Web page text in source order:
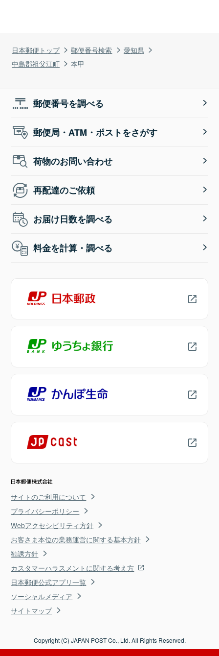
日本郵便トップ 郵便番号検索
愛知県
中島郡祖父江町
本甲
郵便番号を調べる
郵便局・ATM・ポストをさがす
荷物のお問い合わせ
再配達のご依頼
お届け日数を調べる
料金を計算・調べる
サイトのご利用について
プライバシーポリシー
Webアクセシビリティ方針
お客さま本位の業務運営に関する基本方針
勧誘方針
カスタマーハラスメントに関する考え方
日本郵便公式アプリ一覧
ソーシャルメディア
サイトマップ
Copyright (C) JAPAN POST Co., Ltd. All Rights Reserved.